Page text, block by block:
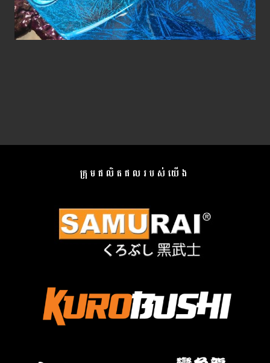
ក្រុមផលិតផលរបស់យើង